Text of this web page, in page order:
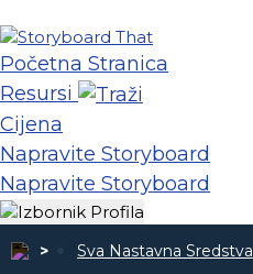
Početna Stranica
Resursi
Cijena
Napravite Storyboard
Napravite Storyboard
Sva Nastavna Sredstva